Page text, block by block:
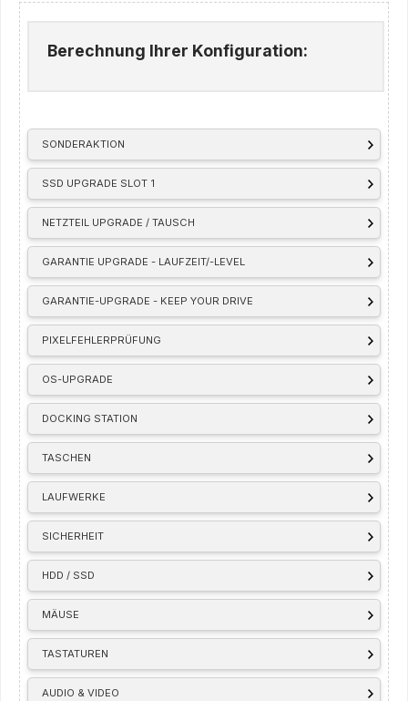
SONDERAKTION
SSD UPGRADE SLOT 1
NETZTEIL UPGRADE / TAUSCH
GARANTIE UPGRADE - LAUFZEIT/-LEVEL
GARANTIE-UPGRADE - KEEP YOUR DRIVE
PIXELFEHLERPRÜFUNG
OS-UPGRADE
DOCKING STATION
TASCHEN
LAUFWERKE
SICHERHEIT
HDD / SSD
MÄUSE
TASTATUREN
AUDIO & VIDEO
Berechnung Ihrer Konfiguration: